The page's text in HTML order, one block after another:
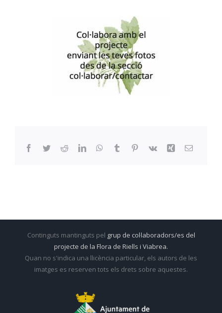
Facebook
TwitterRedditLinkedInWhatsApp
Tumblr Pinterest
Vk Xing Email:
Continguts mantinguts pel grup de col·laboradors/es del
projecte de la Flora de Riells i Viabrea.
Quan no s'indica una llicència particular, els autors de les
imatges es reserven tots els drets sobre aquestes.